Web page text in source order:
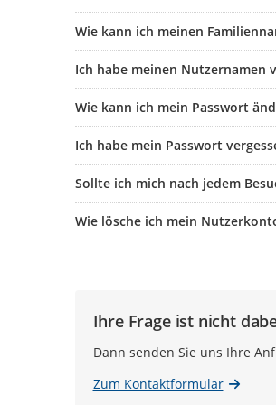
Wie kann ich meinen
Ich habe meinen Nutzernamen
Wie kann ich mein Passwort
Ich habe mein Passwort
Sollte ich mich nach jedem
Wie lösche ich mein
Ihre Frage ist nicht
Dann senden Sie uns Ihre
Zum Kontaktformular